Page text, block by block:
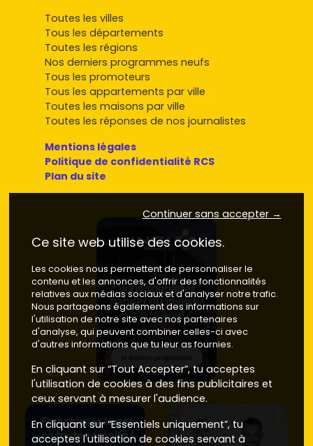
Toutes les villes
Tous les départements
Toutes les régions
Nos derniers programmes neufs
Tous les promoteurs
Tous les appartements par ville
Toutes les maisons par ville
Toutes les réponses de nos journalistes
Mentions légales
Politique de confidentialité RCS
Plan du site
Continuer sans accepter →
Ce site web utilise des cookies.
Les cookies nous permettent de personnaliser le
contenu et les annonces, d'offrir des fonctionnalités
relatives aux médias sociaux et d'analyser notre trafic.
Nous partageons également des informations sur
l'utilisation de notre site avec nos partenaires
d'analyse, qui peuvent combiner celles-ci avec
d'autres informations que tu leur as fournies.
En cliquant sur “Tout Accepter”, tu acceptes
l'utilisation de cookies à des fins publicitaires et
ceux servant à mesurer l'audience.
En cliquant sur “Essentiels uniquement”, tu
acceptes l'utilisation de cookies servant à